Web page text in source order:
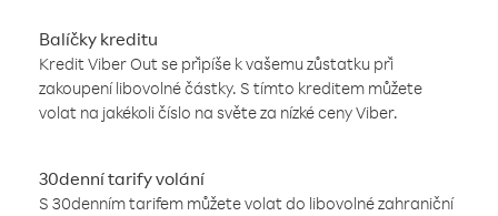
Balíčky kreditu
Kredit Viber Out se připíše k vašemu zůstatku při
zakoupení libovolné částky. S tímto kreditem můžete
volat na jakékoli číslo na světe za nízké ceny Viber.
30denní tarify volání
S 30denním tarifem můžete volat do libovolné zahraniční